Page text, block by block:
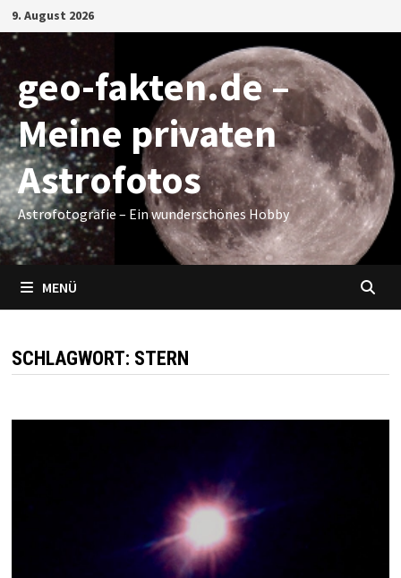
Zum
Inhalt
springen
9. August 2026
geo-fakten.de –
Meine privaten
Astrofotos
Astrofotografie – Ein wunderschönes Hobby
MENÜ
SCHLAGWORT: STERN